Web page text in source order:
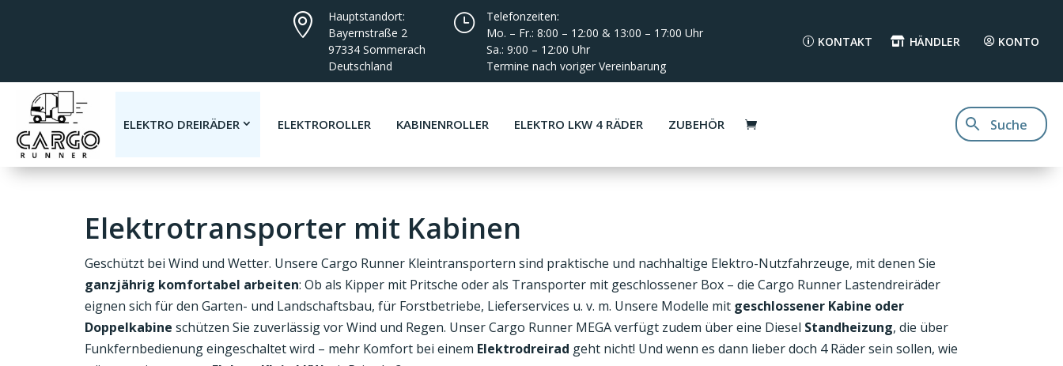

Hauptstandort:
Bayernstraße 2
97334 Sommerach
Deutschland
}
Telefonzeiten:
Mo. – Fr.: 8:00 – 12:00 & 13:00 – 17:00 Uhr
Sa.: 9:00 – 12:00 Uhr
Termine nach voriger Vereinbarung
KONTAKT HÄNDLER KONTO
ELEKTRO DREIRÄDER ELEKTROROLLER KABINENROLLER ELEKTRO LKW 4 RÄDER ZUBEHÖR
Elektrotransporter mit Kabinen
Geschützt bei Wind und Wetter. Unsere Cargo Runner Kleintransportern sind praktische und nachhaltige Elektro-Nutzfahrzeuge, mit denen Sie
ganzjährig komfortabel arbeiten: Ob als Kipper mit Pritsche oder als Transporter mit geschlossener Box – die Cargo Runner Lastendreiräder
eignen sich für den Garten- und Landschaftsbau, für Forstbetriebe, Lieferservices u. v. m. Unsere Modelle mit geschlossener Kabine oder
Doppelkabine schützen Sie zuverlässig vor Wind und Regen. Unser Cargo Runner MEGA verfügt zudem über eine Diesel Standheizung, die über
Funkfernbedienung eingeschaltet wird – mehr Komfort bei einem Elektrodreirad geht nicht! Und wenn es dann lieber doch 4 Räder sein sollen, wie